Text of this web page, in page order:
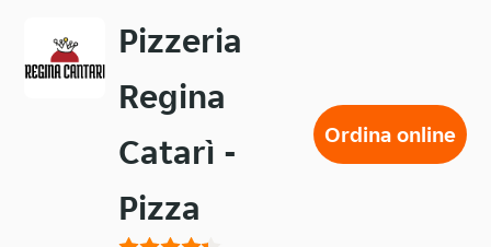
contenuto
Pizzeria
Regina
Catarì -
Pizza
Ordina online